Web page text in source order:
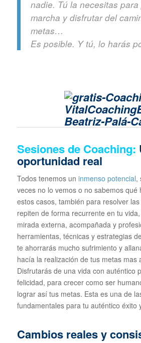
nadie. Tú la necesitas
marcha y disfrutar del
metas…
Es posible. Y tú, lo harás
Sesiones de Coaching:
oportunidad real
Todos tenemos un inmenso potencial,
veces no lo vemos o no sabemos qué
estos casos, también para resolver
repiten de forma recurrente en tu
mirada externa, acompañada y
herramientas, técnicas y estrategias
te ahorrarás mucho sufrimiento y
hacía la realización de tus metas mas
Disfrutarás de una vida con auténtico
felicidad, para crecer como ser
lograr así tus metas. Esta es una de
fundamentales para tu auténtico éxito
Cambios reales y